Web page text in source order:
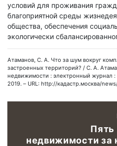
условий для проживания
благоприятной среды
общества, обеспечения
экологически
Атаманов, С. А. Что за шум вокруг
застроенных территорий? / С. А.
недвижимости : электронный журнал :
2019. – URL: http://кадастр.москва/
Пять
недвижимости за